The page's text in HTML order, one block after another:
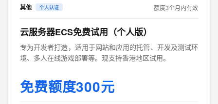
其他 额度3个月内有效
云服务器ECS免费试用（个人版）
专为开发者打造，适用于网站和应用的托管、开发及测试环
境、多人在线游戏部署等。现支持香港地区试用。
免费额度300元